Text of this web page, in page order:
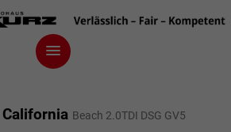
Beach 2.0TDI DSG GV5